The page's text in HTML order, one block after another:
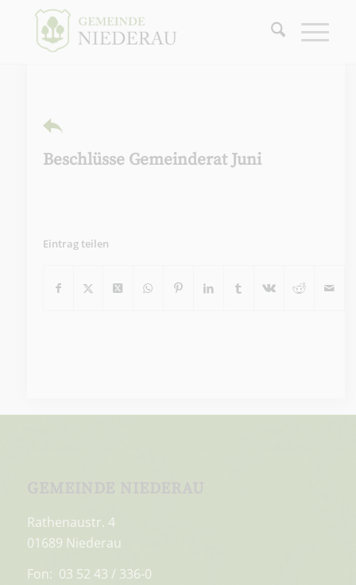
Beschlüsse Gemeinderat Juni
Eintrag teilen
Rathenaustr. 4
01689 Niederau
Fon: 03 52 43 / 336-0